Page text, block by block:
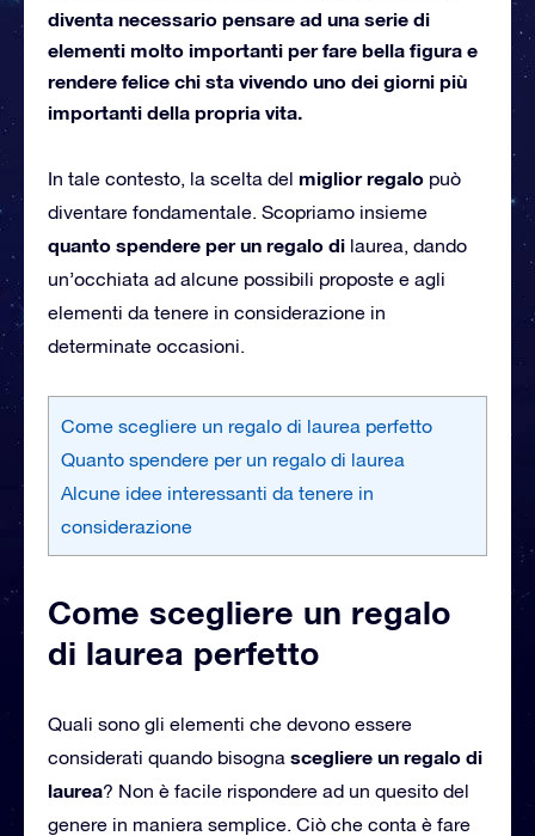
diventa necessario pensare ad una serie di
elementi molto importanti per fare bella figura e
rendere felice chi sta vivendo uno dei giorni più
importanti della propria vita.
In tale contesto, la scelta del miglior regalo può
diventare fondamentale. Scopriamo insieme
quanto spendere per un regalo di laurea, dando
un’occhiata ad alcune possibili proposte e agli
elementi da tenere in considerazione in
determinate occasioni.
Come scegliere un regalo di laurea perfetto
Quanto spendere per un regalo di laurea
Alcune idee interessanti da tenere in
considerazione
Come scegliere un regalo
di laurea perfetto
Quali sono gli elementi che devono essere
considerati quando bisogna scegliere un regalo di
laurea? Non è facile rispondere ad un quesito del
genere in maniera semplice. Ciò che conta è fare